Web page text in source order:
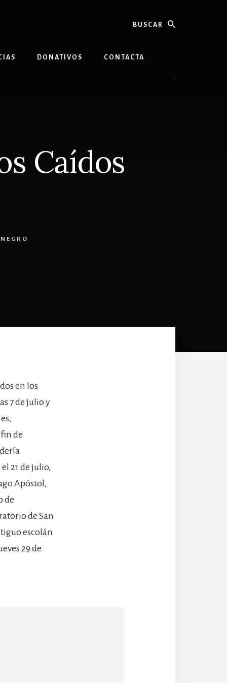
DONATIVOS CONTACTA
Caídos
en los
7 de julio y
de
21 de julio,
Apóstol,
de
de San
escolán
29 de